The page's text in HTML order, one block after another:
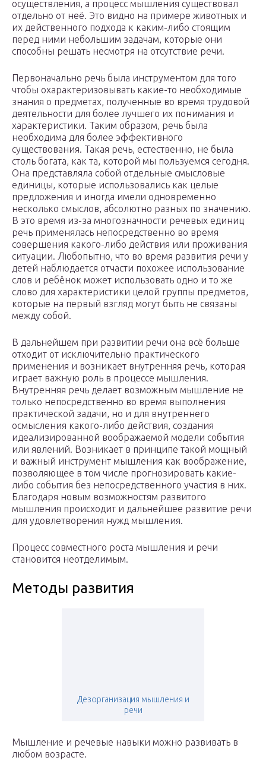
осуществления, а процесс мышления существовал
отдельно от неё. Это видно на примере животных и
их действенного подхода к каким-либо стоящим
перед ними небольшим задачам, которые они
способны решать несмотря на отсутствие речи.
Первоначально речь была инструментом для того
чтобы охарактеризовывать какие-то необходимые
знания о предметах, полученные во время трудовой
деятельности для более лучшего их понимания и
характеристики. Таким образом, речь была
необходима для более эффективного
существования. Такая речь, естественно, не была
столь богата, как та, которой мы пользуемся сегодня.
Она представляла собой отдельные смысловые
единицы, которые использовались как целые
предложения и иногда имели одновременно
несколько смыслов, абсолютно разных по значению.
В это время из-за многозначности речевых единиц
речь применялась непосредственно во время
совершения какого-либо действия или проживания
ситуации. Любопытно, что во время развития речи у
детей наблюдается отчасти похожее использование
слов и ребёнок может использовать одно и то же
слово для характеристики целой группы предметов,
которые на первый взгляд могут быть не связаны
между собой.
В дальнейшем при развитии речи она всё больше
отходит от исключительно практического
применения и возникает внутренняя речь, которая
играет важную роль в процессе мышления.
Внутренняя речь делает возможным мышление не
только непосредственно во время выполнения
практической задачи, но и для внутреннего
осмысления какого-либо действия, создания
идеализированной воображаемой модели события
или явлений. Возникает в принципе такой мощный
и важный инструмент мышления как воображение,
позволяющее в том числе прогнозировать какие-
либо события без непосредственного участия в них.
Благодаря новым возможностям развитого
мышления происходит и дальнейшее развитие речи
для удовлетворения нужд мышления.
Процесс совместного роста мышления и речи
становится неотделимым.
Методы развития
Дезорганизация мышления и
речи
Мышление и речевые навыки можно развивать в
любом возрасте.